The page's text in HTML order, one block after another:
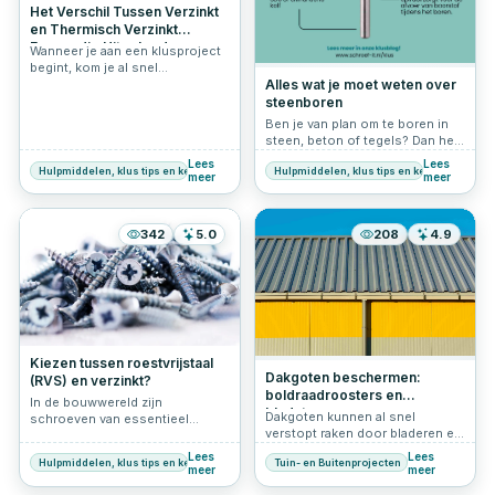
plankdragers, inclusief zwarte
plankdragers en hun
gewichtscapaciteit.
Het Verschil Tussen Verzinkt
en Thermisch Verzinkt
Eenvoudig Uitgelegd
Wanneer je aan een klusproject
begint, kom je al snel
"verzinken." Maar wat betekent
dit eigenlijk, en wat is het
verschil tussen verzinkt en
thermisch verzinkt staal? In dit
Hulpmiddelen, klus tips en keuzehulp
Lees
meer
Alles wat je moet weten over
steenboren
Ben je van plan om te boren in
steen, beton of tegels? Dan heb
je een goede steenboor nodig.
In dit artikel leggen we uit wat
een steenboor precies is,
wanneer je deze gebruikt, welke
soorten er zijn en waar je op
moet letten bij het kopen. Of je
nu een beginnende klusser bent
of een ervaren doe-het-zelver:
met de juiste steenboor wordt
jouw project een stuk
Hulpmiddelen, klus tips en keuzehulp
Lees
meer
342 5.0
Kiezen tussen roestvrijstaal
(RVS) en verzinkt?
In de bouwwereld zijn
schroeven van essentieel
verbindingen. Ontdek in dit
artikel welke factoren bepalen of
je het best voor roestvrijstalen
Hulpmiddelen, klus tips en keuzehulp
Lees
meer
208 4.9
Dakgoten beschermen:
boldraadroosters en
bladstops
Dakgoten kunnen al snel
verstopt raken door bladeren en
ander vuil, vooral in de herfst.
Om te voorkomen dat je
dakgoten en hemelwaterafvoer
Tuin- en Buitenprojecten
Lees
meer